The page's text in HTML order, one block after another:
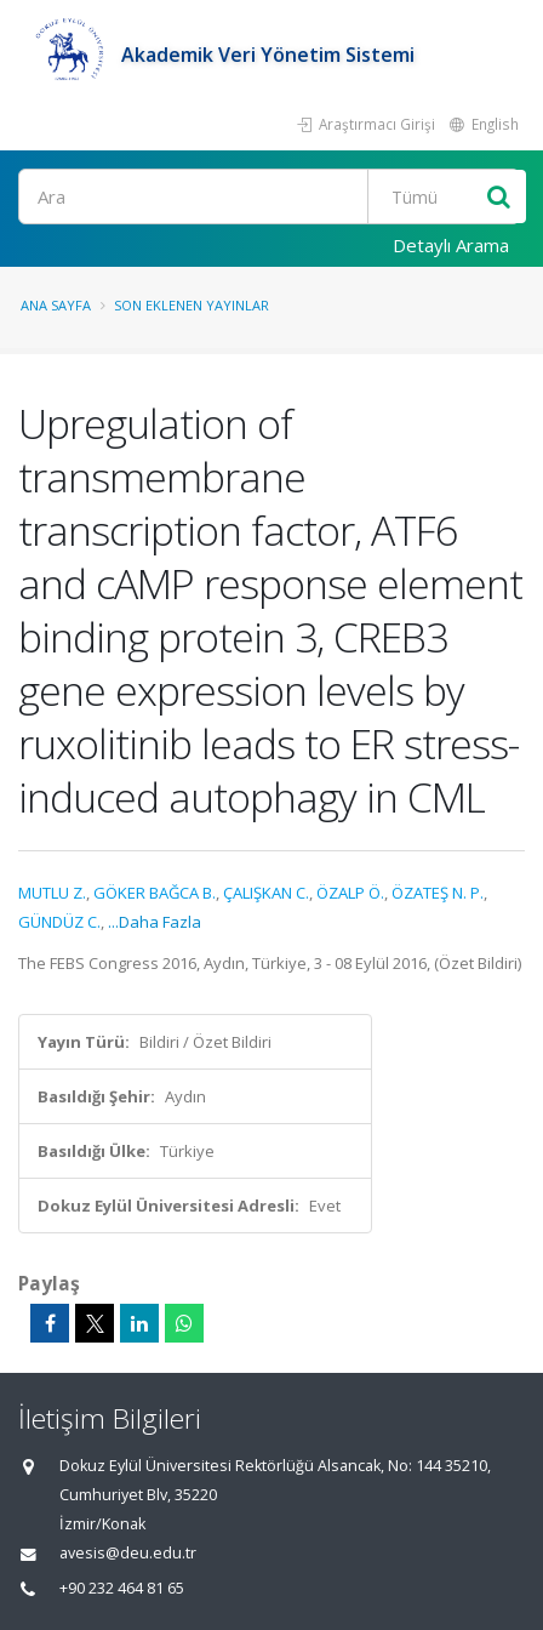
Akademik Veri Yönetim Sistemi
Araştırmacı Girişi English
Ara
Detaylı Arama
ANA SAYFA SON EKLENEN YAYINLAR
Upregulation of
transmembrane
transcription factor, ATF6
and cAMP response element
binding protein 3, CREB3
gene expression levels by
ruxolitinib leads to ER stress-
induced autophagy in CML
MUTLU Z.,GÖKER BAĞCA B.,ÇALIŞKAN C.,ÖZALP Ö.,ÖZATEŞ N. P.,
GÜNDÜZ C., ...Daha Fazla
The FEBS Congress 2016, Aydın, Türkiye, 3 - 08 Eylül 2016, (Özet Bildiri)
Yayın Türü: Bildiri / Özet Bildiri
Basıldığı Şehir: Aydın
Basıldığı Ülke: Türkiye
Dokuz Eylül Üniversitesi Adresli: Evet
Paylaş
İletişim Bilgileri
Dokuz Eylül Üniversitesi Rektörlüğü Alsancak, No: 144 35210,
Cumhuriyet Blv, 35220
İzmir/Konak
avesis@deu.edu.tr
+90 232 464 81 65